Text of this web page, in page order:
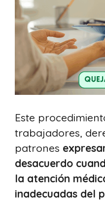
Este
trabajadores,
patrones
desacuerdo
la atención
inadecuadas del